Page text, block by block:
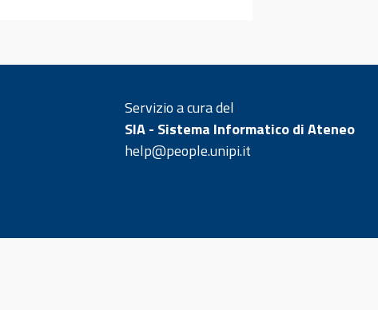
Servizio a cura del
SIA - Sistema Informatico di Ateneo
help@people.unipi.it